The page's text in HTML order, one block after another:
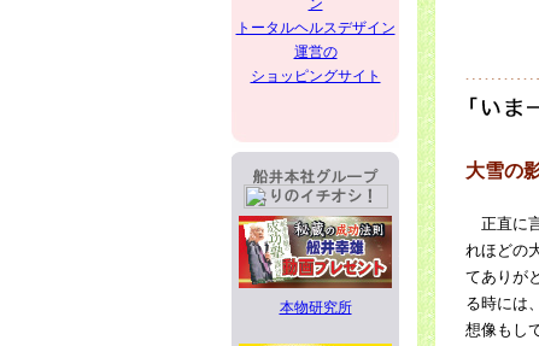
トータルヘルスデザイン
運営の
ショッピングサイト
本物研究所
大雪の
正直に
れほどの
てありが
る時には
想像もし